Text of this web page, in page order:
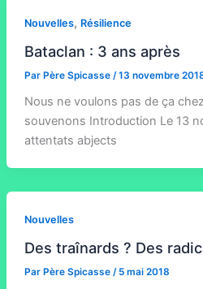
Nouvelles, Résilience
Bataclan : 3 ans après
Par Père Spicasse /13 novembre
Nous ne voulons pas de ça
souvenons Introduction Le 13
attentats abjects
Nouvelles
Des traînards ? Des
Par Père Spicasse / 5 mai 2018